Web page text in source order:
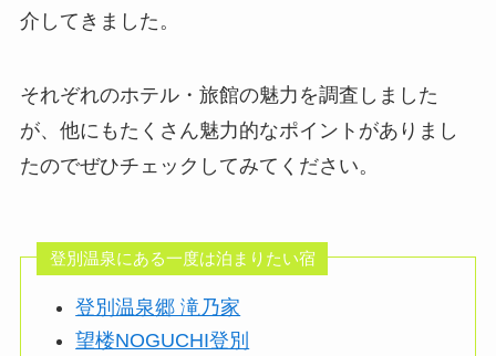
介してきました。
それぞれのホテル・旅館の魅力を調査しました
が、他にもたくさん魅力的なポイントがありまし
たのでぜひチェックしてみてください。
登別温泉にある一度は泊まりたい宿
登別温泉郷 滝乃家
望楼NOGUCHI登別